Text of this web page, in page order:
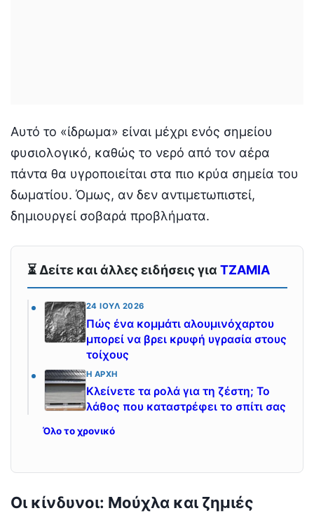
Αυτό το «ίδρωμα» είναι μέχρι ενός σημείου
φυσιολογικό, καθώς το νερό από τον αέρα
πάντα θα υγροποιείται στα πιο κρύα σημεία του
δωματίου. Όμως, αν δεν αντιμετωπιστεί,
δημιουργεί σοβαρά προβλήματα.
⏳ Δείτε και άλλες ειδήσεις για ΤΖΑΜΙΑ
24 ΙΟΎΛ 2026
Πώς ένα κομμάτι αλουμινόχαρτου
μπορεί να βρει κρυφή υγρασία στους
τοίχους
Η ΑΡΧΉ
Κλείνετε τα ρολά για τη ζέστη; Το
λάθος που καταστρέφει το σπίτι σας
Όλο το χρονικό
Οι κίνδυνοι: Μούχλα και ζημιές